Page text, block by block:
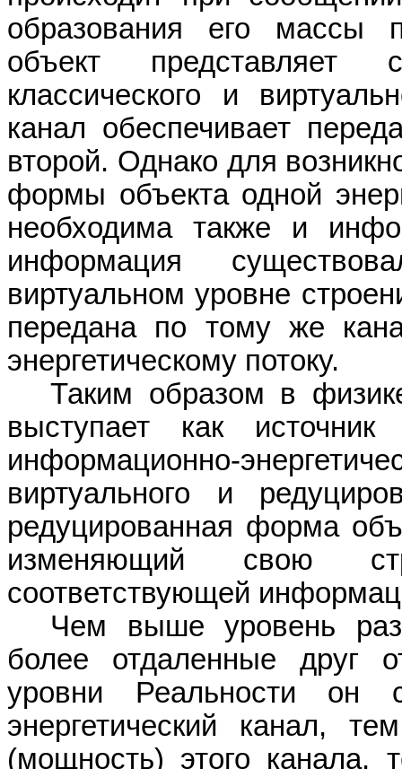
образования его массы
объект представляет
классического и
канал обеспечивает
второй. Однако для
формы объекта одной
необходима также и
информация
виртуальном уровне
передана по тому же
энергетическому потоку.
Таким образом в
выступает как
информационно-
виртуального
и
редуцированная форма
изменяющий свою
соответствующей
Чем выше уровень
более отдаленные друг
уровни Реальности он
энергетический канал,
(мощность) этого канала,